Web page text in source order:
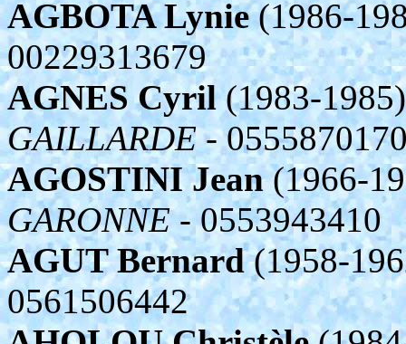
AGBOTA Lynie(1986-
00229313679
AGNES Cyril(1983-
GAILLARDE-
AGOSTINI Jean(1966-
GARONNE- 0553943410
AGUT Bernard(1958-
0561506442